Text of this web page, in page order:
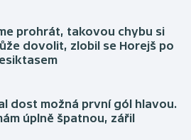
prohrát, takovou chybu si
dovolit, zlobil se Horejš po
dost možná první gól hlavou.
úplně špatnou, zářil